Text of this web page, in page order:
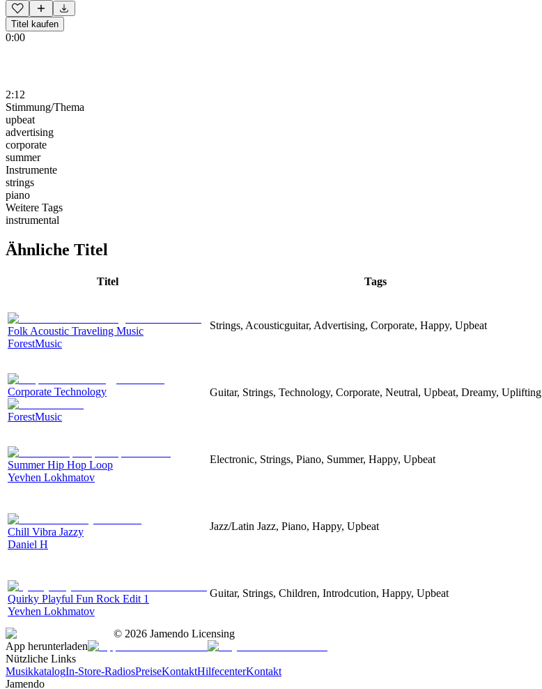
Titel kaufen
0:00
2:12
Stimmung/Thema
upbeat
advertising
corporate
summer
Instrumente
strings
piano
Weitere Tags
instrumental
Ähnliche Titel
Titel Tags
Folk Acoustic Traveling Music
ForestMusic
Strings, Acousticguitar, Advertising, Corporate, Happy, Upbeat
Corporate Technology
ForestMusic
Guitar, Strings, Technology, Corporate, Neutral, Upbeat, Dreamy, Uplifting
Summer Hip Hop Loop
Yevhen Lokhmatov
Electronic, Strings, Piano, Summer, Happy, Upbeat
Chill Vibra Jazzy
Daniel H
Jazz/Latin Jazz, Piano, Happy, Upbeat
Quirky Playful Fun Rock Edit 1
Yevhen Lokhmatov
Guitar, Strings, Children, Introdcution, Happy, Upbeat
© 2026 Jamendo Licensing
App herunterladen
Nützliche Links
MusikkatalogIn-Store-RadiosPreiseKontaktHilfecenterKontakt
Jamendo